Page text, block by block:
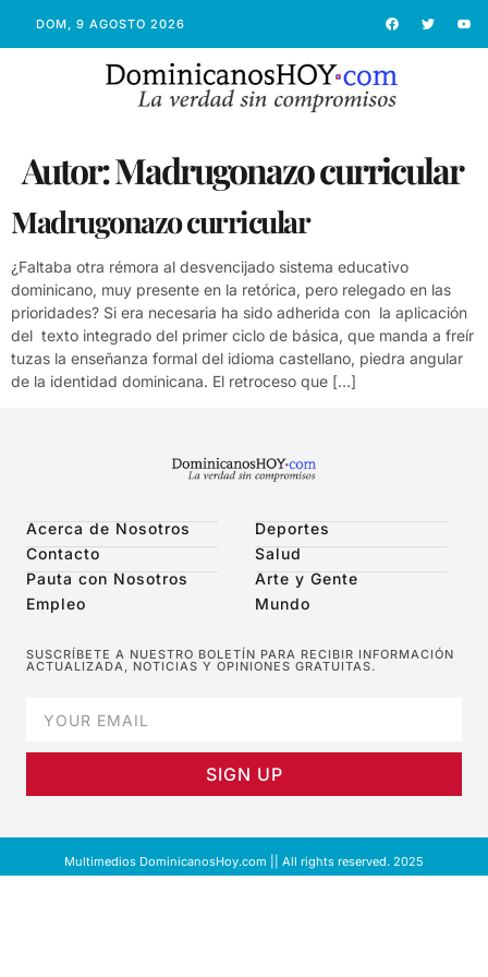
DOM, 9 AGOSTO 2026
Autor:Madrugonazo curricular
Madrugonazo curricular
¿Faltaba otra rémora al desvencijado sistema educativo
dominicano, muy presente en la retórica, pero relegado en las
prioridades? Si era necesaria ha sido adherida con la aplicación
del texto integrado del primer ciclo de básica, que manda a freír
tuzas la enseñanza formal del idioma castellano, piedra angular
de la identidad dominicana. El retroceso que […]
Acerca de Nosotros
Contacto
Pauta con Nosotros
Empleo
Deportes
Salud
Arte y Gente
Mundo
SUSCRÍBETE A NUESTRO BOLETÍN PARA RECIBIR INFORMACIÓN
ACTUALIZADA, NOTICIAS Y OPINIONES GRATUITAS.
SIGN UP
Multimedios DominicanosHoy.com || All rights reserved. 2025